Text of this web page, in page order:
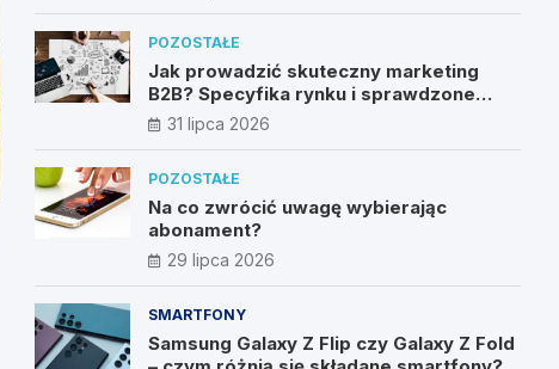
POZOSTAŁE
Jak prowadzić skuteczny marketing
B2B? Specyfika rynku i sprawdzone
metody
31 lipca 2026
POZOSTAŁE
Na co zwrócić uwagę wybierając
abonament?
29 lipca 2026
SMARTFONY
Samsung Galaxy Z Flip czy Galaxy Z Fold